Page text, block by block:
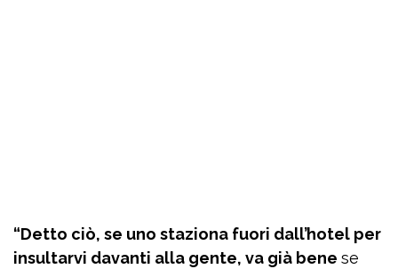
“Detto ciò, se uno staziona fuori dall’hotel per
insultarvi davanti alla gente, va già bene se